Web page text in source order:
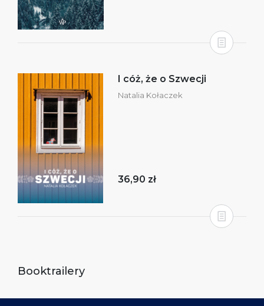
I cóż, że o Szwecji
Natalia Kołaczek
36,90 zł
Booktrailery